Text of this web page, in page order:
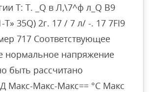
Т: Т. _Q в Л,\7^ф л_Q В9
Т» 35Q) 2г. 17 / 7 л/ -. 17 7FI9
717 Соответствующее
нормальное напряжение
быть рассчитано
Макс-Макс-Макс== °C Макс